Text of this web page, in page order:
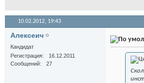
10.02.2012, 19:43
Алексеич
Кандидат
Регистрация
16.12.2011
Сообщений
27